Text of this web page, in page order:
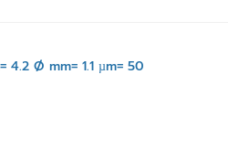
4.2 Ø mm= 1.1 µm= 50